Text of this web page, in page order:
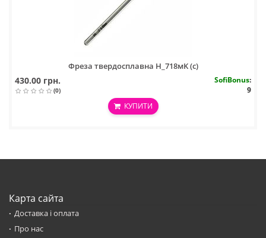
Фреза твердосплавна H_718мK (с)
430.00 грн.
(0)
SofiBonus:
9
КУПИТИ
Карта сайта
Доставка і оплата
Про нас